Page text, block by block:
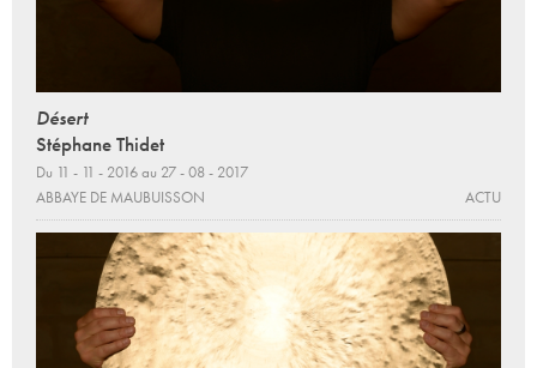
Désert
Stéphane Thidet
Du 11 - 11 - 2016 au 27 - 08 - 2017
ABBAYE DE MAUBUISSON
ACTU